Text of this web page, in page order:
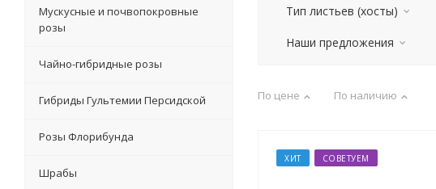
Тип листьев (хосты)
Наши предложения
По цене По наличию
ХИТ СОВЕТУЕМ
Мускусные и почвопокровные
розы
Чайно-гибридные розы
Гибриды Гультемии Персидской
Розы Флорибунда
Шрабы